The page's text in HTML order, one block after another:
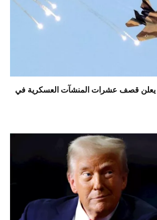
يعلن قصف عشرات المنشآت العسكرية في